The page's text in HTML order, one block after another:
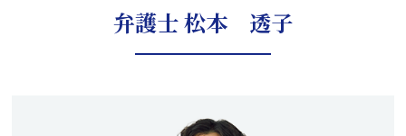
弁護士 松本 透子